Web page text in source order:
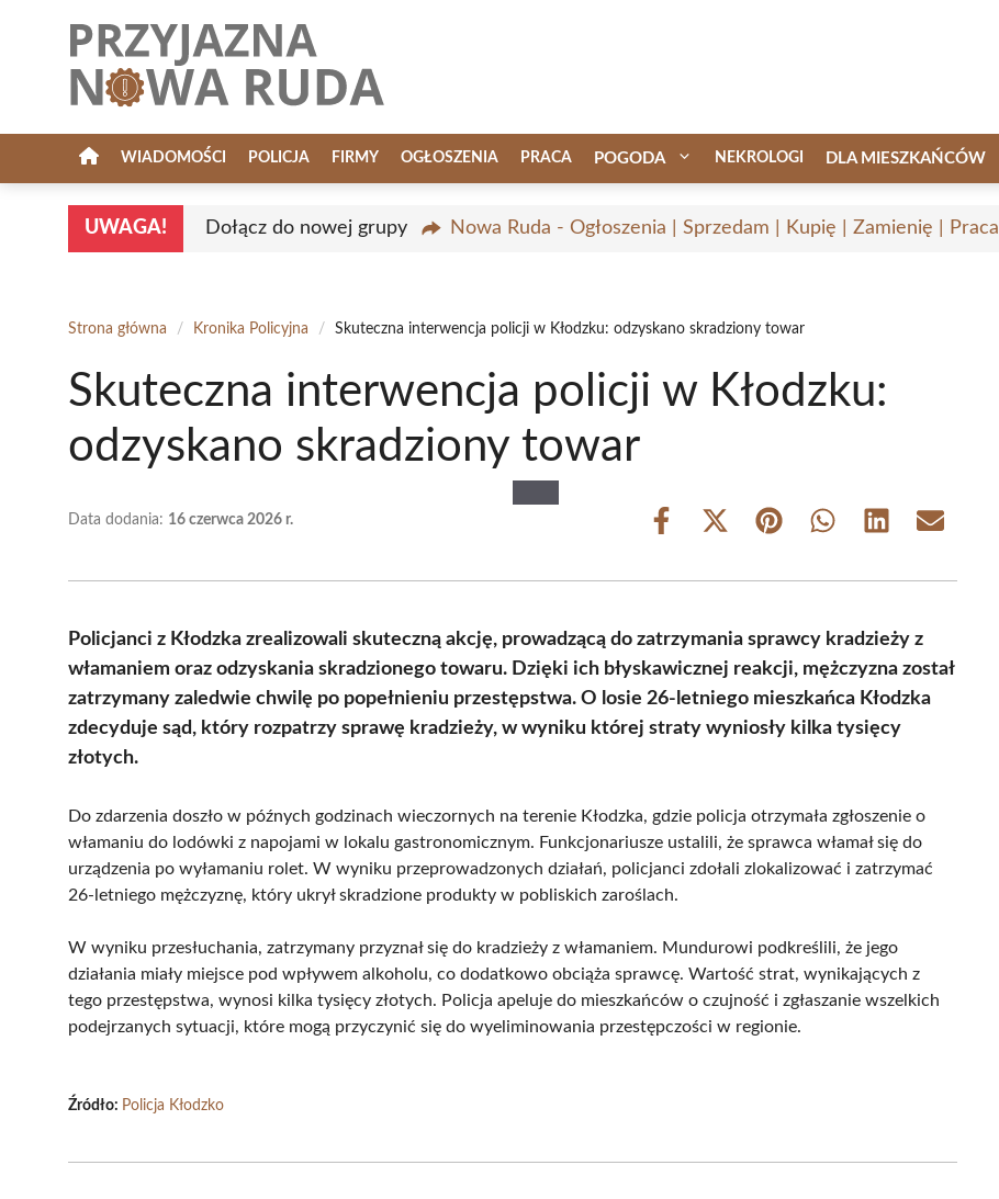
WIADOMOŚCI POLICJA FIRMY OGŁOSZENIA PRACA POGODA NEKROLOGI DLA MIESZKAŃCÓW
UWAGA! Dołącz do nowej grupy Nowa Ruda - Ogłoszenia | Sprzedam | Kupię | Zamienię | Praca
Strona główna / Kronika Policyjna / Skuteczna interwencja policji w Kłodzku: odzyskano skradziony towar
Skuteczna interwencja policji w Kłodzku:
odzyskano skradziony towar
Data dodania: 16 czerwca 2026 r.
Share
Share
(Twitter)
Share Share Share Share
Policjanci z Kłodzka zrealizowali skuteczną akcję, prowadzącą do zatrzymania sprawcy kradzieży z
włamaniem oraz odzyskania skradzionego towaru. Dzięki ich błyskawicznej reakcji, mężczyzna został
zatrzymany zaledwie chwilę po popełnieniu przestępstwa. O losie 26-letniego mieszkańca Kłodzka
zdecyduje sąd, który rozpatrzy sprawę kradzieży, w wyniku której straty wyniosły kilka tysięcy
złotych.
Do zdarzenia doszło w późnych godzinach wieczornych na terenie Kłodzka, gdzie policja otrzymała zgłoszenie o
włamaniu do lodówki z napojami w lokalu gastronomicznym. Funkcjonariusze ustalili, że sprawca włamał się do
urządzenia po wyłamaniu rolet. W wyniku przeprowadzonych działań, policjanci zdołali zlokalizować i zatrzymać
26-letniego mężczyznę, który ukrył skradzione produkty w pobliskich zaroślach.
W wyniku przesłuchania, zatrzymany przyznał się do kradzieży z włamaniem. Mundurowi podkreślili, że jego
działania miały miejsce pod wpływem alkoholu, co dodatkowo obciąża sprawcę. Wartość strat, wynikających z
tego przestępstwa, wynosi kilka tysięcy złotych. Policja apeluje do mieszkańców o czujność i zgłaszanie wszelkich
podejrzanych sytuacji, które mogą przyczynić się do wyeliminowania przestępczości w regionie.
Źródło: Policja Kłodzko